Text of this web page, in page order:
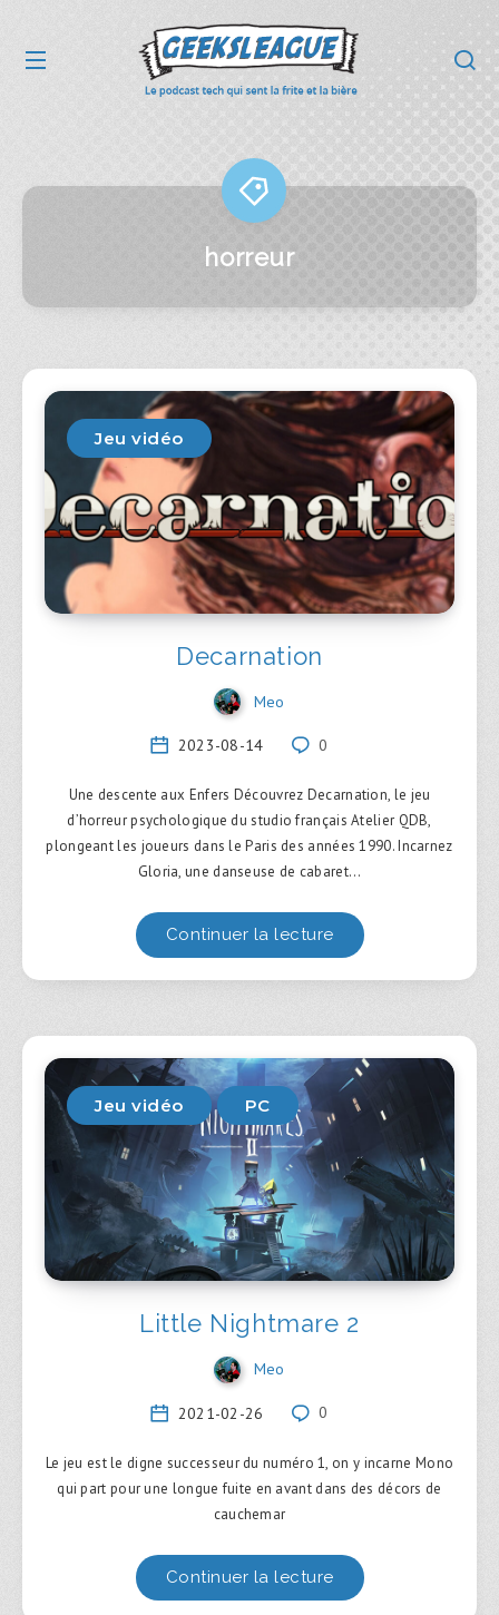
horreur
Jeu vidéo
Decarnation
Meo
2023-08-14 0
Une descente aux Enfers Découvrez Decarnation, le jeu
d’horreur psychologique du studio français Atelier QDB,
plongeant les joueurs dans le Paris des années 1990. Incarnez
Gloria, une danseuse de cabaret…
Continuer la lecture
Jeu vidéo PC
Little Nightmare 2
Meo
2021-02-26 0
Le jeu est le digne successeur du numéro 1, on y incarne Mono
qui part pour une longue fuite en avant dans des décors de
cauchemar
Continuer la lecture